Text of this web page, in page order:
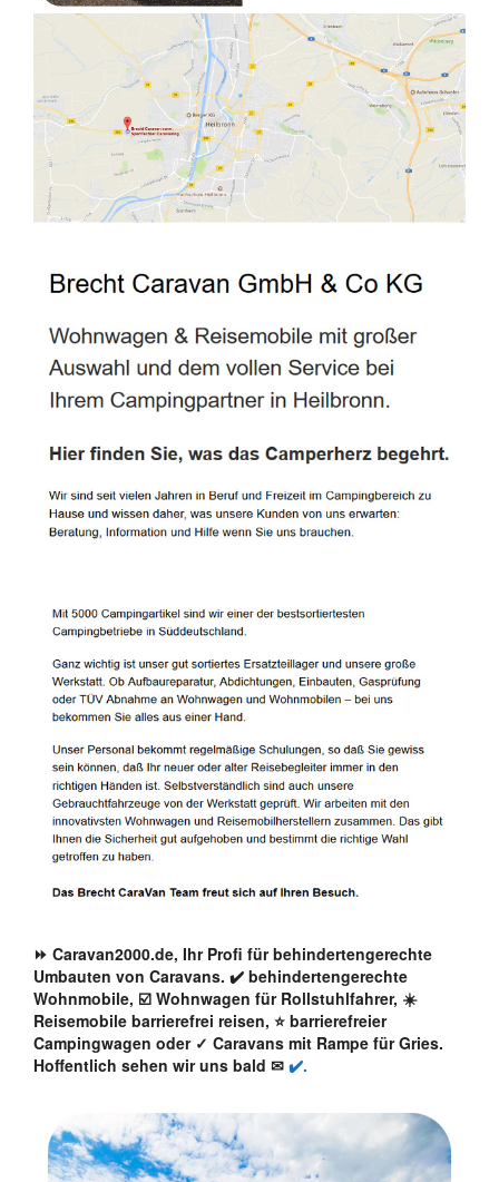
⏩ Caravan2000.de, Ihr Profi für behindertengerechte
Umbauten von Caravans. ✔️ behindertengerechte
Wohnmobile, ☑️ Wohnwagen für Rollstuhlfahrer, ☀️
Reisemobile barrierefrei reisen, ⭐ barrierefreier
Campingwagen oder ✓ Caravans mit Rampe für Gries.
Hoffentlich sehen wir uns bald ✉ ✔️.